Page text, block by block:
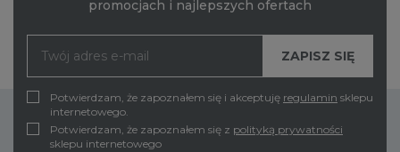
promocjach i najlepszych ofertach
Potwierdzam, że zapoznałem się i akceptuję regulamin sklepu
internetowego.
Potwierdzam, że zapoznałem się z polityką prywatności
sklepu internetowego